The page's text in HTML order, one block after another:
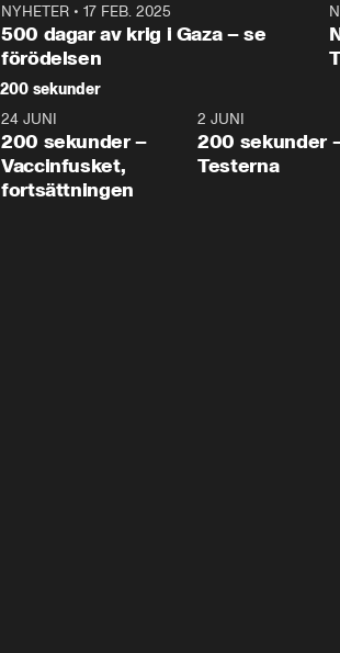
NYHETER • 17 FEB. 2025
500 dagar av krig i Gaza – se
förödelsen
200 sekunder
5:00
24 JUNI
200 sekunder –
Vaccinfusket,
fortsättningen
2 JUNI
200 sekunder
Testerna